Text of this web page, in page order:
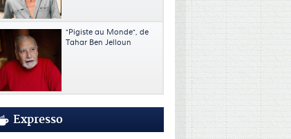
"Pigiste au Monde", de
Tahar Ben Jelloun
Expresso